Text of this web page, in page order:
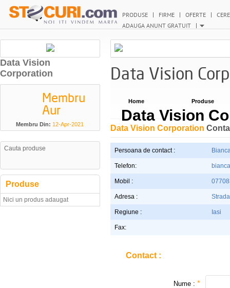
PRODUSE FIRME OFERTE
ADAUGA ANUNT GRATUIT
Data Vision
Corporation
Membru
Aur
Membru Din: 12-Apr-2021
Produse
Nici un produs adaugat
Data Vision
Data Vision
Home Produse
Data Vision Corporation
Persoana de contact :
Telefon:
Mobil :
Adresa :
Regiune : Iasi
Fax:
Contact :
Nume : *